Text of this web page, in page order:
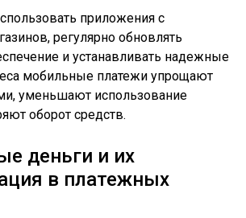
приложения с
регулярно обновлять
и устанавливать надежные
мобильные платежи упрощают
уменьшают использование
оборот средств.
деньги и их
в платежных